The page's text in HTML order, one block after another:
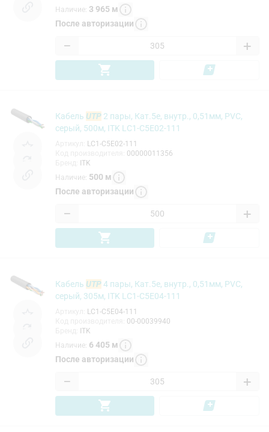
Наличие: 3 965 м
После авторизации
− +
Кабель UTP 2 пары, Кат.5e, внутр., 0,51мм, PVC,
серый, 500м, ITK LC1-C5E02-111
LC1-C5E02-111
00000011356
ITK
Наличие: 500 м
После авторизации
− +
Кабель UTP4 пары, Кат.5e, внутр., 0,51мм, PVC,
серый, 305м, ITK LC1-C5E04-111
LC1-C5E04-111
00-00039940
ITK
Наличие: 6 405 м
После авторизации
− +